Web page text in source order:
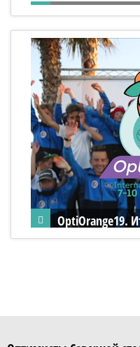
OptiOrange19.
спорт!
OptiOrange19.